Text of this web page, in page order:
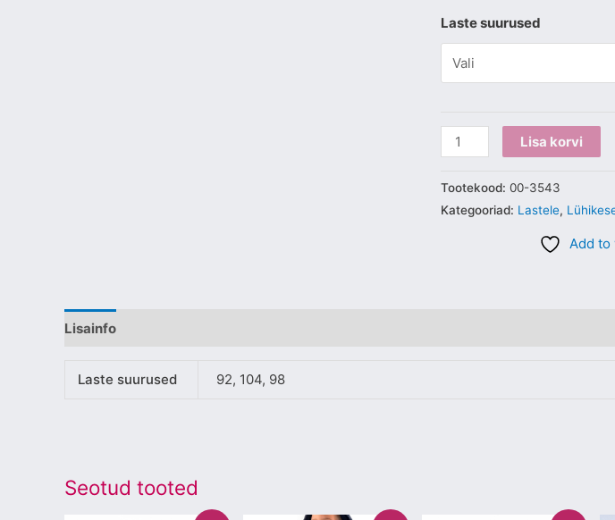
Laste suurused
Lisa korvi
Tootekood: 00-3543
Kategooriad: Lastele,
Add to
Lisainfo
Laste suurused 92, 104, 98
Seotud tooted